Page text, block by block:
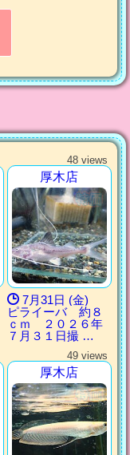
48 views
厚木店
7月31日 (金)
ピライーバ 約８
ｃｍ ２０２６年
７月３１日撮 …
49 views
厚木店